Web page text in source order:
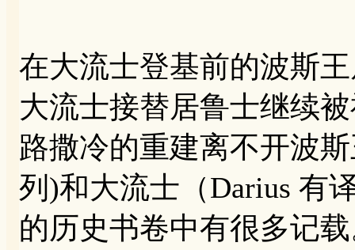
在大流士登基前的波斯
大流士接替居鲁士继续
路撒冷的重建离不开波
列)和大流士（Darius 有
的历史书卷中有很多记